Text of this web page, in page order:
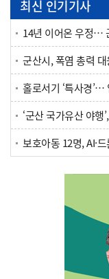
최신 인기기사
14년 이어온 우정…
군산시, 폭염 총력
홀로서기 ‘특사경’…
‘군산 국가유산 야행
보호아동 12명, AI·